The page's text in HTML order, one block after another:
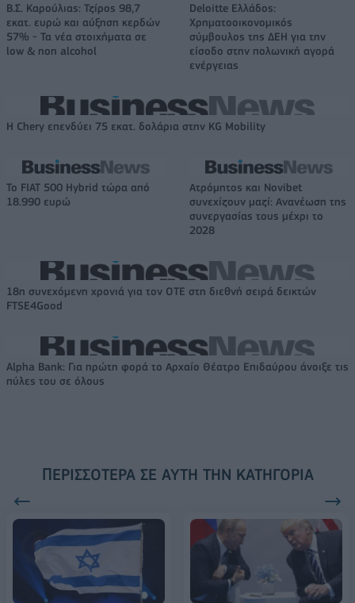
Β.Σ. Καρούλιας: Τζίρος 98,7
εκατ. ευρώ και αύξηση κερδών
57% - Τα νέα στοιχήματα σε
low & non alcohol
Deloitte Ελλάδος:
Χρηματοοικονομικός
σύμβουλος της ΔΕΗ για την
είσοδο στην πολωνική αγορά
ενέργειας
Η Chery επενδύει 75 εκατ. δολάρια στην KG Mobility
Το FIAT 500 Hybrid τώρα από
18.990 ευρώ
Ατρόμητος και Novibet
συνεχίζουν μαζί: Ανανέωση της
συνεργασίας τους μέχρι το
2028
18η συνεχόμενη χρονιά για τον ΟΤΕ στη διεθνή σειρά δεικτών
FTSE4Good
Alpha Bank: Για πρώτη φορά το Αρχαίο Θέατρο Επιδαύρου άνοιξε τις
πύλες του σε όλους
ΠΕΡΙΣΣΌΤΕΡΑ ΣΕ ΑΥΤΉ ΤΗΝ ΚΑΤΗΓΟΡΊΑ